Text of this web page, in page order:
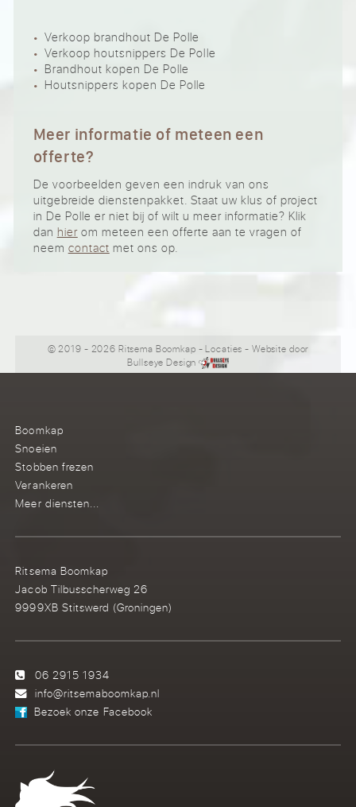
Verkoop brandhout De Polle
Verkoop houtsnippers De Polle
Brandhout kopen De Polle
Houtsnippers kopen De Polle
Meer informatie of meteen een
offerte?
De voorbeelden geven een indruk van ons
uitgebreide dienstenpakket. Staat uw klus of project
in De Polle er niet bij of wilt u meer informatie? Klik
dan hierom meteen een offerte aan te vragen of
neem contact met ons op.
© 2019 - 2026 Ritsema Boomkap -Locaties - Website door
Bullseye Design
Boomkap
Snoeien
Stobben frezen
Verankeren
Meer diensten...
Ritsema Boomkap
Jacob Tilbusscherweg 26
9999XB Stitswerd (Groningen)
06 2915 1934
info@ritsemaboomkap.nl
Bezoek onze Facebook